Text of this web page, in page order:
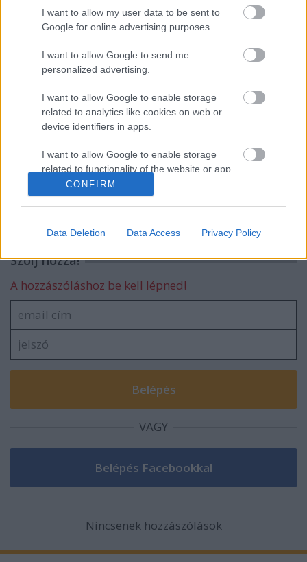
I want to allow my user data to be sent to
Google for online advertising purposes.
I want to allow Google to send me
personalized advertising.
I want to allow Google to enable storage
related to analytics like cookies on web or
device identifiers in apps.
I want to allow Google to enable storage
related to functionality of the website or app.
I want to allow Google to enable storage
I want to allow Google to enable storage
functionality and fraud prevention, and other
user protection.
CONFIRM
Data Deletion Data Access Privacy Policy
Úgy tűnik megérkezett a Dubai csoki
Labubu csokoládé is kapható már
Magyarországon!
Már Magyarországon is kapható Dubai
csokoládé!
Szólj hozzá!
A hozzászóláshoz be kell lépned!
VAGY
Nincsenek hozzászólások